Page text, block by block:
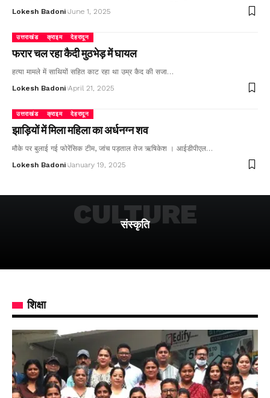
Lokesh Badoni June 1, 2025
उत्तराखंड क्राइम देहरादून
फरार चल रहा कैदी मुठभेड़ में घायल
हत्या मामले में साथियों सहित काट रहा था उम्र कैद की सजा…
Lokesh Badoni April 21, 2025
उत्तराखंड क्राइम देहरादून
झाड़ियों में मिला महिला का अर्धनग्न शव
मौके पर बुलाई गई फोरेंसिक टीम, जांच पड़ताल तेज ऋषिकेश । आईडीपीएल…
Lokesh Badoni January 19, 2025
संस्कृति
CULTURE
शिक्षा